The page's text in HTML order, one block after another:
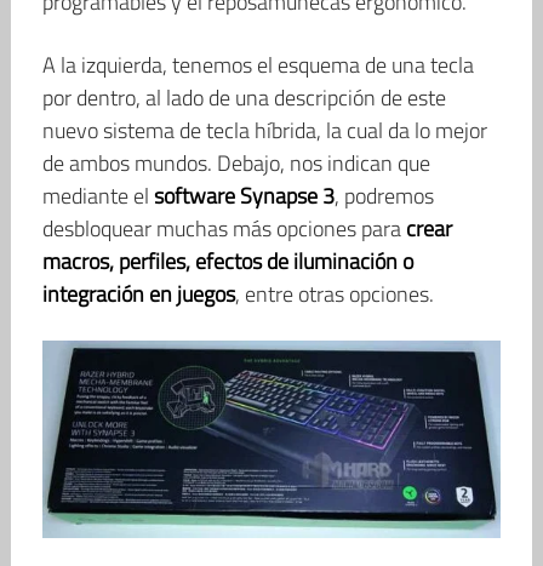
A la izquierda, tenemos el esquema de una tecla
por dentro, al lado de una descripción de este
nuevo sistema de tecla híbrida, la cual da lo mejor
de ambos mundos. Debajo, nos indican que
mediante elsoftware Synapse 3, podremos
desbloquear muchas más opciones paracrear
macros, perfiles, efectos de iluminación o
integración en juegos, entre otras opciones.